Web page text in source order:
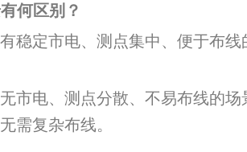
何区别？
稳定市电、测点集中、便于布
市电、测点分散、不易布线的
需复杂布线。